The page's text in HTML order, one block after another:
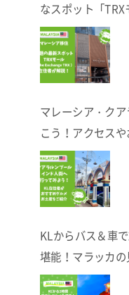
なスポット「
TRX）」完全ガイド
マレーシア・ク
こう！アクセス
住者が解説します
KLからバス＆車
堪能！マラッカ
説